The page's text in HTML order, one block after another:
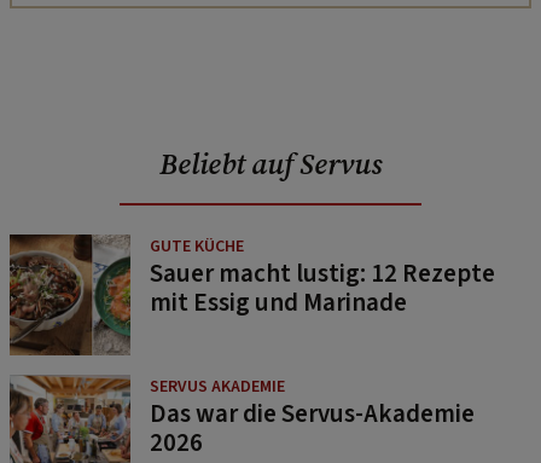
Beliebt auf Servus
GUTE KÜCHE
Sauer macht lustig: 12 Rezepte
mit Essig und Marinade
SERVUS AKADEMIE
Das war die Servus-Akademie
2026